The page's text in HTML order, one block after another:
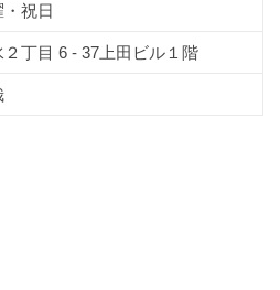
祝日
丁目 6 - 37上田ビル１階